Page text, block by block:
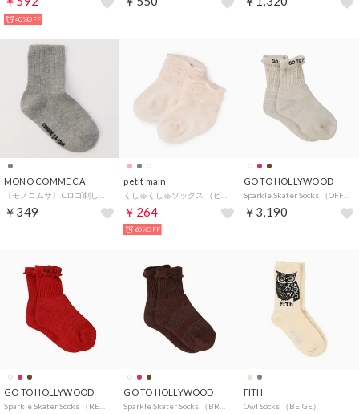
40%OFF
MONO COMME CA
￥349
petit main
￥264
60%OFF
GO TO HOLLYWOOD
Sparkle Skater Socks （OFF WHITE）
￥3,190
GO TO HOLLYWOOD GO TO HOLLYWOOD FITH
Owl Socks （BEIGE）